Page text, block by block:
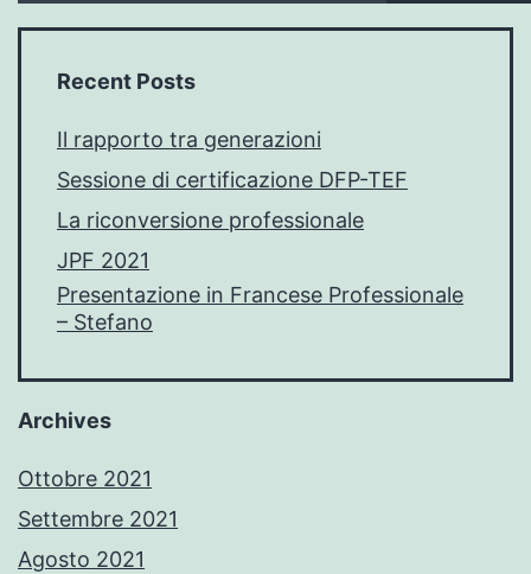
Recent Posts
Il rapporto tra generazioni
Sessione di certificazione DFP-TEF
La riconversione professionale
JPF 2021
Presentazione in Francese Professionale
– Stefano
Archives
Ottobre 2021
Settembre 2021
Agosto 2021